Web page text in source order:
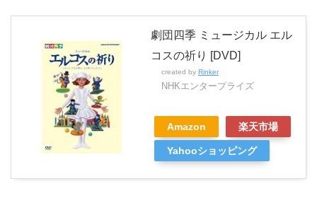
劇団四季 ミュージカル エル
コスの祈り [DVD]
created by Rinker
NHKエンタープライズ
Amazon 楽天市場
Yahooショッピング